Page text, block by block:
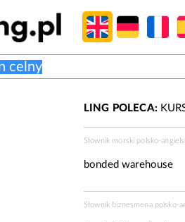
LING POLECA:
Słownik morski polsko-
bonded warehouse
Słownik biznesmena polsko-